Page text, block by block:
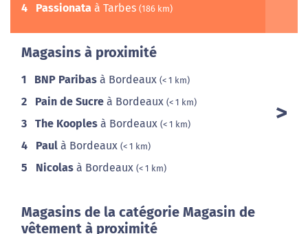
4 Passionata à Tarbes (186 km)
Magasins à proximité
1 BNP Paribas à Bordeaux (< 1 km)
2 Pain de Sucre à Bordeaux (< 1 km)
3 The Kooples à Bordeaux (< 1 km)
4 Paul à Bordeaux (< 1 km)
5 Nicolas à Bordeaux (< 1 km)
Magasins de la catégorie Magasin de
vêtement à proximité